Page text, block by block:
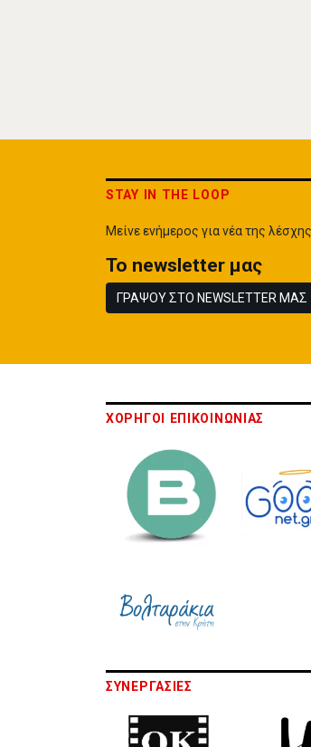
STAY IN THE LOOP
Μείνε ενήμερος για νέα της
To newsletter μας
ΓΡΑΨΟΥ ΣΤΟ NEWSLETTER ΜΑΣ
ΧΟΡΗΓΟΙ ΕΠΙΚΟΙΝΩΝΙΑΣ
ΣΥΝΕΡΓΑΣΙΕΣ